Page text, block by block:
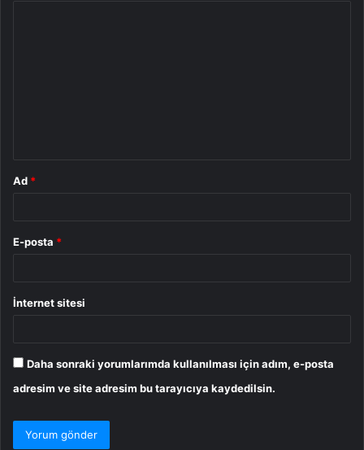
Ad *
E-posta *
İnternet sitesi
Daha sonraki yorumlarımda kullanılması için adım, e-posta
adresim ve site adresim bu tarayıcıya kaydedilsin.